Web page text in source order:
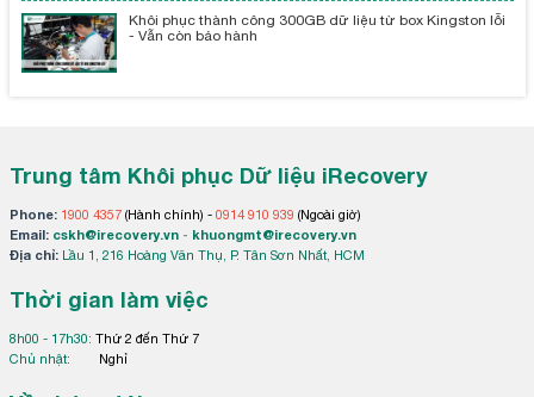
Khôi phục thành công 300GB dữ liệu từ box Kingston lỗi
- Vẫn còn bảo hành
Trung tâm Khôi phục Dữ liệu iRecovery
Phone: 1900 4357(Hành chính) - 0914 910 939 (Ngoài giờ)
Email: cskh@irecovery.vn- khuongmt@irecovery.vn
Địa chỉ: Lầu 1, 216 Hoàng Văn Thụ, P. Tân Sơn Nhất, HCM
Thời gian làm việc
8h00 - 17h30: Thứ 2 đến Thứ 7
Chủ nhật:
Nghỉ